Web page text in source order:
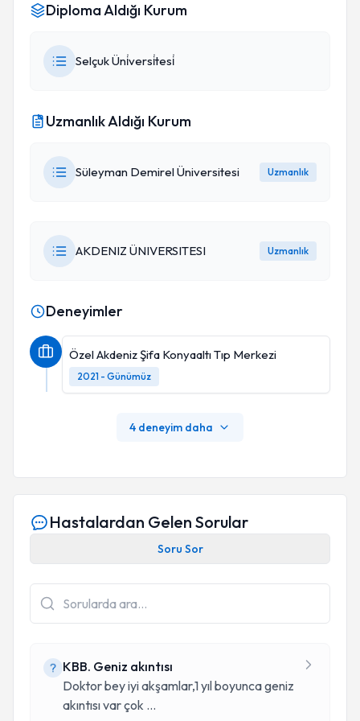
Diploma Aldığı Kurum
Selçuk Üni̇versi̇tesi̇
Uzmanlık Aldığı Kurum
Süleyman Demirel Üniversitesi Uzmanlık
AKDENIZ ÜNIVERSITESI Uzmanlık
Deneyimler
Özel Akdeniz Şifa Konyaaltı Tıp Merkezi
2021 - Günümüz
4 deneyim daha
Hastalardan Gelen Sorular
Soru Sor
KBB. Geniz akıntısı
Doktor bey iyi akşamlar,1 yıl boyunca geniz
akıntısı var çok ...